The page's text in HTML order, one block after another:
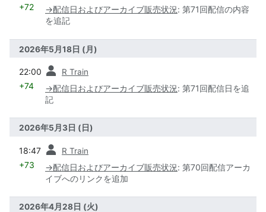
+72 →配信日およびアーカイブ販売状況: 第71回配信の内容
を追記
2026年5月18日 (月)
22:00 R Train
+74 →配信日およびアーカイブ販売状況: 第71回配信日を追
記
2026年5月3日 (日)
18:47 R Train
+73 →配信日およびアーカイブ販売状況: 第70回配信アーカ
イブへのリンクを追加
2026年4月28日 (火)